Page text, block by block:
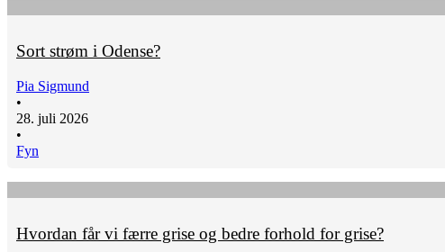
Sort strøm i Odense?
Pia Sigmund
•
28. juli 2026
•
Fyn
Hvordan får vi færre grise og bedre forhold for grise?